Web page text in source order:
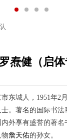
焘健（启体
市东城人，1951年2
。著名的国际书法
外享有盛誉的著
詹天佑的孙女。